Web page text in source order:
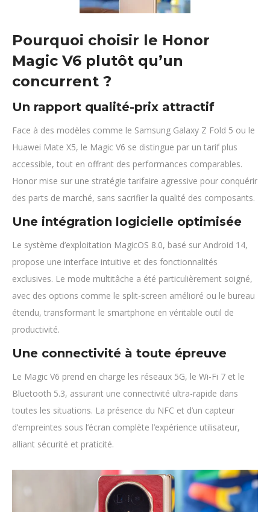
Pourquoi choisir le Honor
Magic V6 plutôt qu’un
concurrent ?
Un rapport qualité-prix attractif
Face à des modèles comme le Samsung Galaxy Z Fold 5 ou le
Huawei Mate X5, le Magic V6 se distingue par un tarif plus
accessible, tout en offrant des performances comparables.
Honor mise sur une stratégie tarifaire agressive pour conquérir
des parts de marché, sans sacrifier la qualité des composants.
Une intégration logicielle optimisée
Le système d’exploitation MagicOS 8.0, basé sur Android 14,
propose une interface intuitive et des fonctionnalités
exclusives. Le mode multitâche a été particulièrement soigné,
avec des options comme le split-screen amélioré ou le bureau
étendu, transformant le smartphone en véritable outil de
productivité.
Une connectivité à toute épreuve
Le Magic V6 prend en charge les réseaux 5G, le Wi-Fi 7 et le
Bluetooth 5.3, assurant une connectivité ultra-rapide dans
toutes les situations. La présence du NFC et d’un capteur
d’empreintes sous l’écran complète l’expérience utilisateur,
alliant sécurité et praticité.